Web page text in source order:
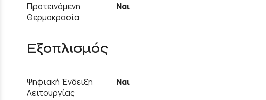
Προτεινόμενη
Θερμοκρασία
Ναι
Εξοπλισμός
Ψηφιακή Ένδειξη
Λειτουργίας
Ναι